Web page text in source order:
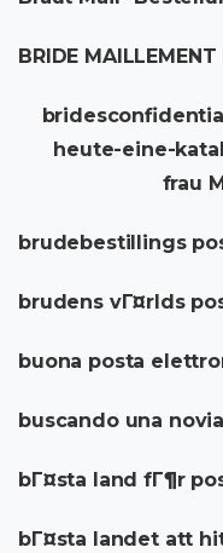
BRIDE
heute-eine-
frau
brudebestillings
brudens vГ¤rlds
buona posta
buscando una
bГ¤sta land fГ¶r
bГ¤sta landet att